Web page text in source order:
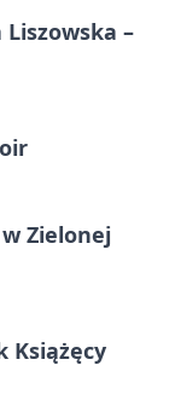
–
Zielonej
Książęcy